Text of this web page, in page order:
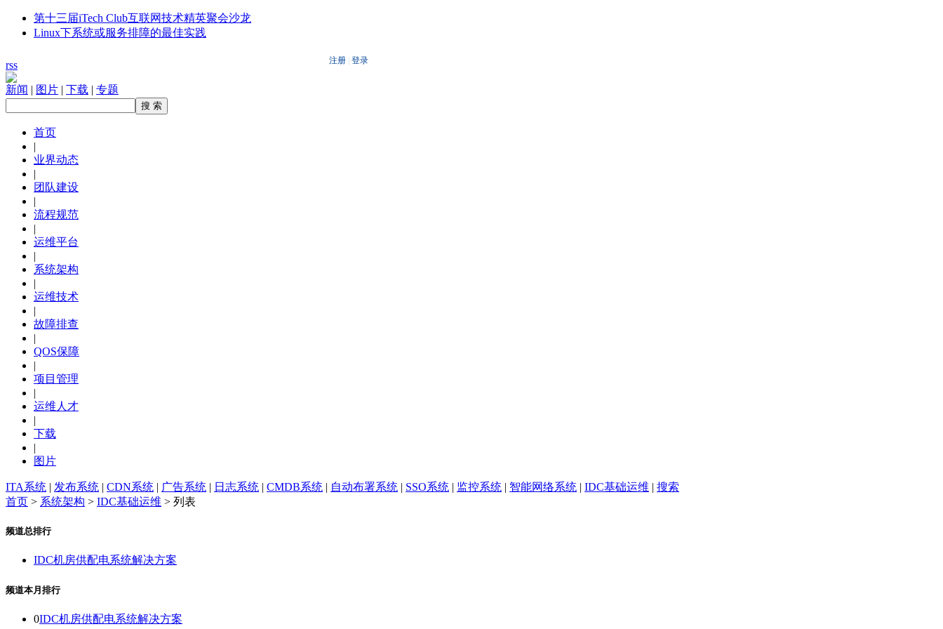
第十三届iTech Club互联网技术精英聚会沙龙
Linux下系统或服务排障的最佳实践
rss
新闻 | 图片 | 下载 | 专题
首页
|
业界动态
|
团队建设
|
流程规范
|
运维平台
|
系统架构
|
运维技术
|
故障排查
|
QOS保障
|
项目管理
|
运维人才
|
下载
|
图片
ITA系统 | 发布系统 | CDN系统 | 广告系统 | 日志系统 | CMDB系统 | 自动布署系统 | SSO系统 | 监控系统 | 智能网络系统 | IDC基础运维 | 搜索
首页 > 系统架构 > IDC基础运维 > 列表
频道总排行
IDC机房供配电系统解决方案
频道本月排行
0IDC机房供配电系统解决方案